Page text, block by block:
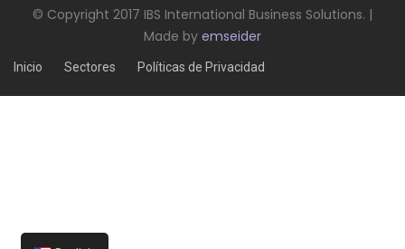
© Copyright 2017 IBS International Business Solutions. |
Made by emseider
Inicio Sectores Políticas de Privacidad